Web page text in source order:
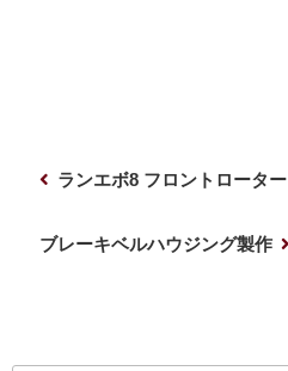
ランエボ8 フロントローター
ブレーキベルハウジング製作